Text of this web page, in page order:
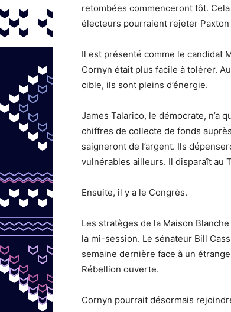
retombées commenceront tôt.
électeurs pourraient rejeter Paxton
Il est présenté comme le candidat
Cornyn était plus facile à tolérer.
cible, ils sont pleins d’énergie.
James Talarico, le démocrate, n’a
chiffres de collecte de fonds
saigneront de l’argent. Ils
vulnérables ailleurs. Il disparaît au
Ensuite, il y a le Congrès.
Les stratèges de la Maison
la mi-session. Le sénateur Bill
semaine dernière face à un
Rébellion ouverte.
Cornyn pourrait désormais